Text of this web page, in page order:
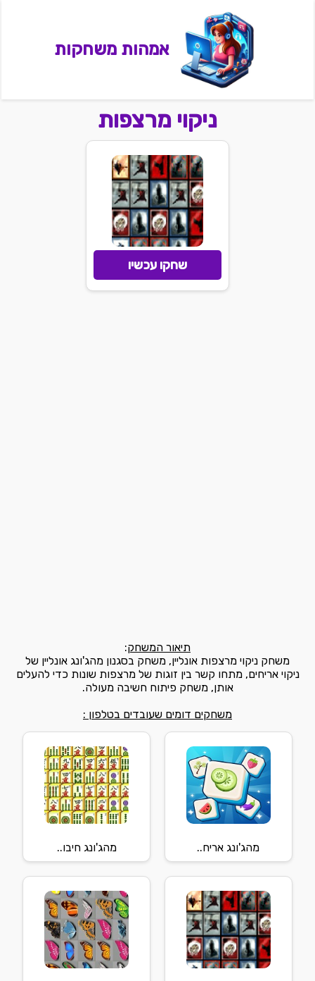
אמהות משחקות
ניקוי מרצפות
שחקו עכשיו
תיאור המשחק:
משחק ניקוי מרצפות אונליין, משחק בסגנון מהג'ונג אונליין של
ניקוי אריחים, מתחו קשר בין זוגות של מרצפות שונות כדי להעלים
אותן, משחק פיתוח חשיבה מעולה.
משחקים דומים שעובדים בטלפון :
מהג'ונג אריח.. מהג'ונג חיבו..